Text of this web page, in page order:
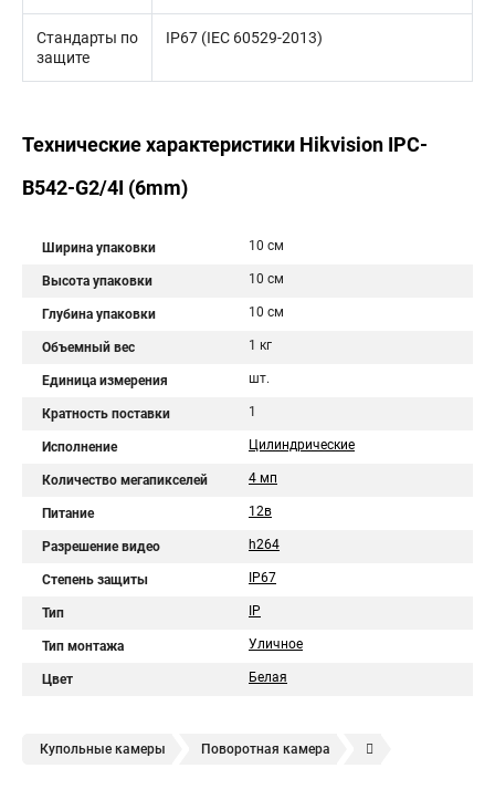
Стандарты по
защите
IP67 (IEC 60529-2013)
Технические характеристики Hikvision IPC-
B542-G2/4I (6mm)
Ширина упаковки 10 см
Высота упаковки 10 см
Глубина упаковки 10 см
Объемный вес 1 кг
Единица измерения шт.
Кратность поставки 1
Исполнение Цилиндрические
Количество мегапикселей 4 мп
Питание 12в
Разрешение видео h264
Степень защиты IP67
Тип IP
Тип монтажа Уличное
Цвет Белая
Купольные камеры Поворотная камера